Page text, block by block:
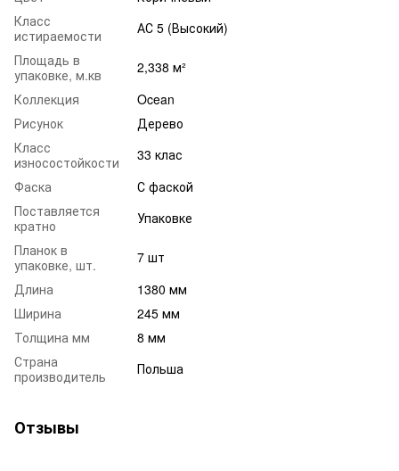
Класс
истираемости
АС 5 (Высокий)
Площадь в
упаковке, м.кв
2,338 м²
Коллекция
Ocean
Рисунок
Дерево
Класс
износостойкости
33 клас
Фаска
С фаской
Поставляется
кратно
Упаковке
Планок в
упаковке, шт.
7 шт
Длина
1380 мм
Ширина
245 мм
Толщина мм
8 мм
Страна
производитель
Польша
Отзывы